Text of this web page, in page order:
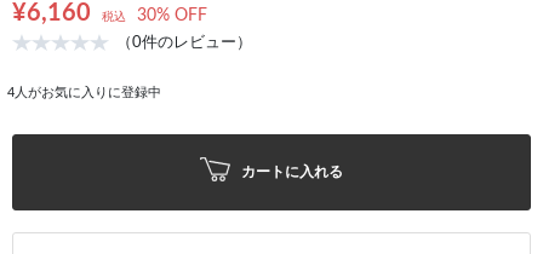
¥6,160
税込 30% OFF
（0件のレビュー）
4 人がお気に入りに登録中
カートに入れる